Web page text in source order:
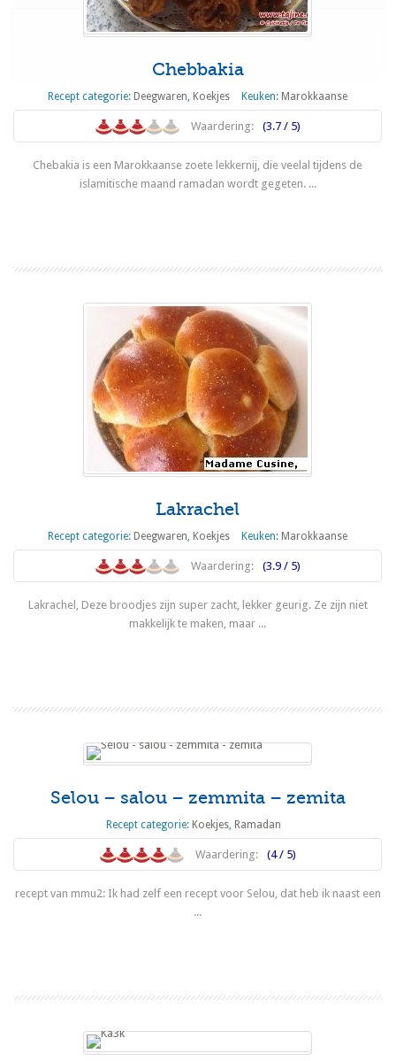
Chebbakia
Recept categorie: Deegwaren, Koekjes Keuken: Marokkaanse
Waardering: (3.7 / 5)
Chebakia is een Marokkaanse zoete lekkernij, die veelal tijdens de
islamitische maand ramadan wordt gegeten. ...
Lakrachel
Recept categorie: Deegwaren, Koekjes Keuken: Marokkaanse
Waardering: (3.9 / 5)
Lakrachel, Deze broodjes zijn super zacht, lekker geurig. Ze zijn niet
makkelijk te maken, maar ...
Selou – salou – zemmita – zemita
Recept categorie: Koekjes, Ramadan
Waardering: (4 / 5)
recept van mmu2: Ik had zelf een recept voor Selou, dat heb ik naast een
...